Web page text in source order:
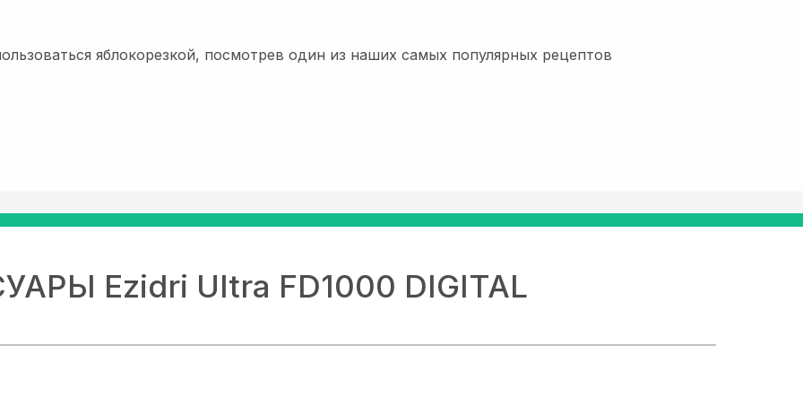
яблокорезкой, посмотрев один из наших самых популярных рецептов
Ezidri Ultra FD1000 DIGITAL